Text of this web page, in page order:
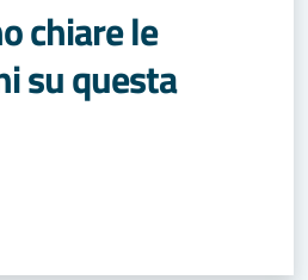
chiare le
su questa
da 1 a 5 stelle